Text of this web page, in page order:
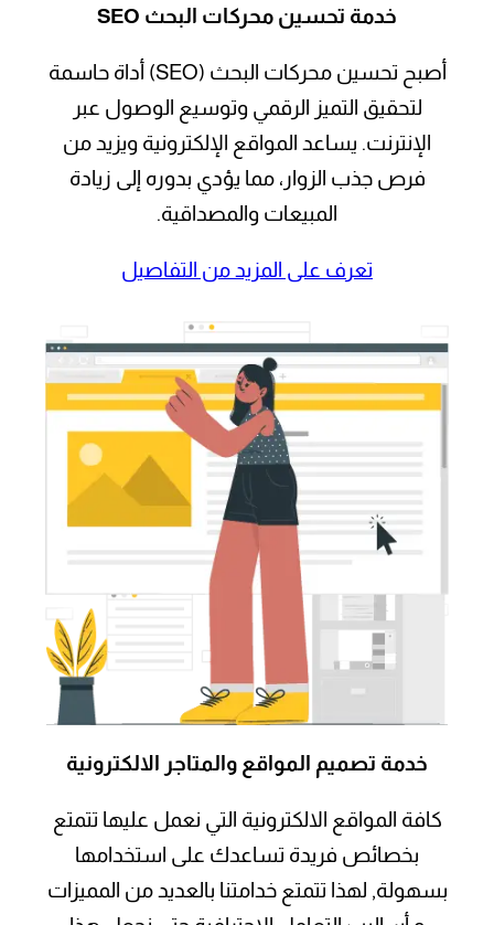
خدمة تحسين محركات البحث SEO
أصبح تحسين محركات البحث (SEO) أداة حاسمة
لتحقيق التميز الرقمي وتوسيع الوصول عبر
الإنترنت. يساعد المواقع الإلكترونية ويزيد من
فرص جذب الزوار، مما يؤدي بدوره إلى زيادة
المبيعات والمصداقية.
تعرف على المزيد من التفاصيل
خدمة تصميم المواقع والمتاجر الالكترونية
كافة المواقع الالكترونية التي نعمل عليها تتمتع
بخصائص فريدة تساعدك على استخدامها
بسهولة, لهذا تتمتع خدامتنا بالعديد من المميزات